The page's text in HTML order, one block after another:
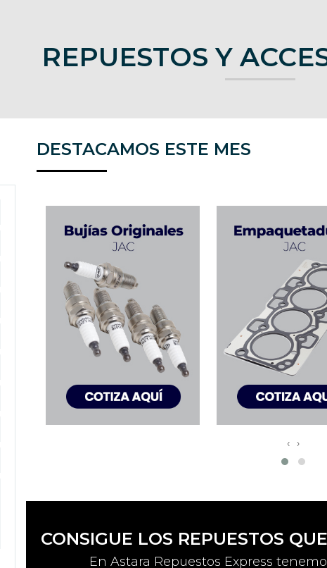
REPUESTOS Y
DESTACAMOS ESTE MES
‹ ›
CONSIGUE LOS REPUESTOS
En Astara Repuestos Express